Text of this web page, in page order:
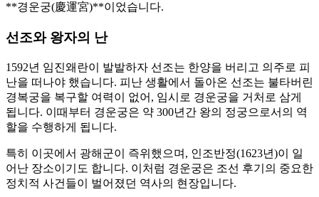
**경운궁(慶運宮)**이었습니다.
선조와 왕자의 난
1592년 임진왜란이 발발하자 선조는 한양을 버리고 의주로 피
난을 떠나야 했습니다. 피난 생활에서 돌아온 선조는 불타버린
경복궁을 복구할 여력이 없어, 임시로 경운궁을 거처로 삼게
됩니다. 이때부터 경운궁은 약 300년간 왕의 정궁으로서의 역
할을 수행하게 됩니다.
특히 이곳에서 광해군이 즉위했으며, 인조반정(1623년)이 일
어난 장소이기도 합니다. 이처럼 경운궁은 조선 후기의 중요한
정치적 사건들이 벌어졌던 역사의 현장입니다.